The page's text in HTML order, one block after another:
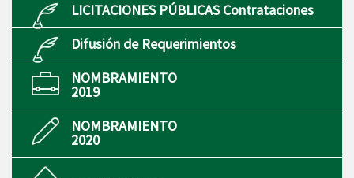
LICITACIONES PÚBLICAS Contrataciones
Difusión de Requerimientos
NOMBRAMIENTO
2019
NOMBRAMIENTO
2020